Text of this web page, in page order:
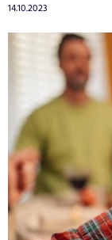
14.10.2023